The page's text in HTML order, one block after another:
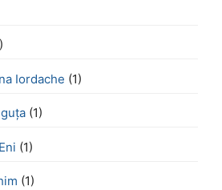
Iordache (1)
(1)
(1)
(1)